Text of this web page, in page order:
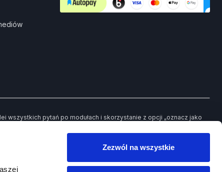
Zezwól na wszystkie
pytań po modułach i skorzystanie z opcji „oznacz jako